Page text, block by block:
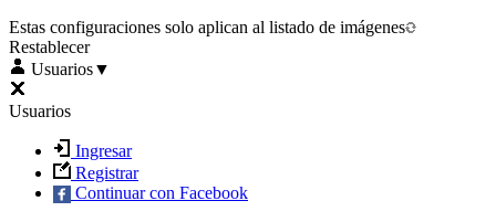
Estas configuraciones solo aplican al listado de imágenes
Restablecer
Usuarios▼
Usuarios
Ingresar
Registrar
Continuar con Facebook